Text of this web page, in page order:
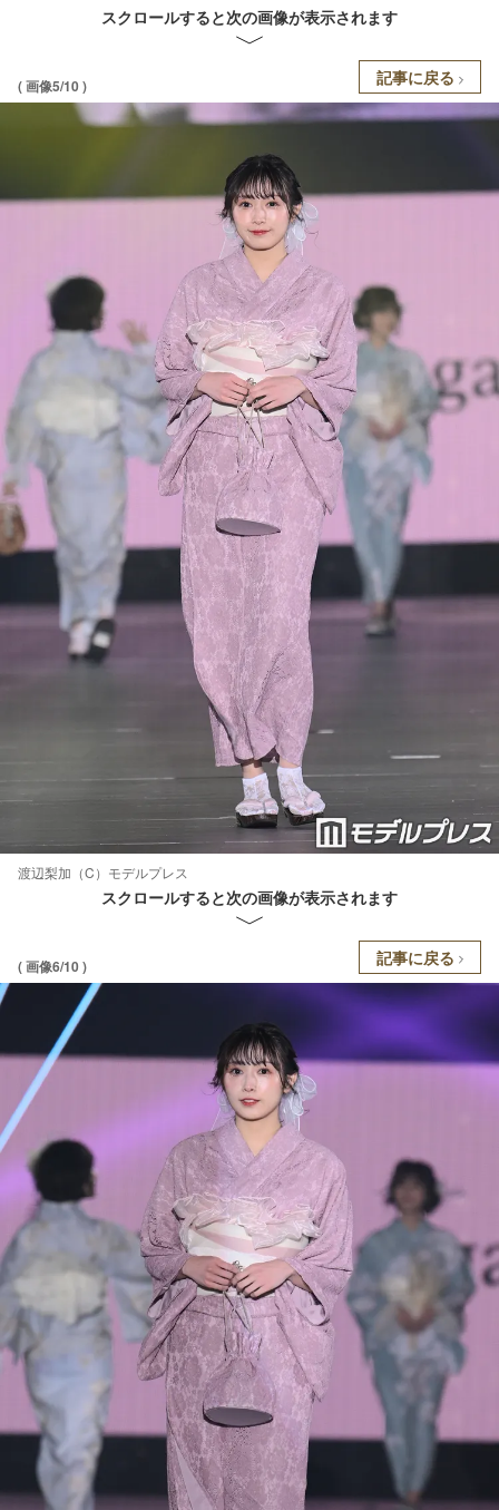
スクロールすると次の画像が表示されます
( 画像5/10 ) 記事に戻る
渡辺梨加（C）モデルプレス
スクロールすると次の画像が表示されます
( 画像6/10 ) 記事に戻る